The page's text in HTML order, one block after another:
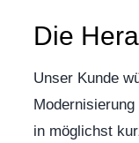
Die
Unser Kunde
in möglichst